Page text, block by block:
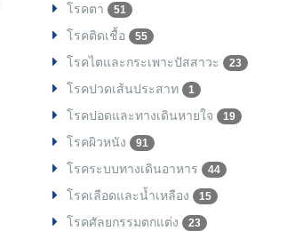
โรคตา 51
โรคติดเชื้อ 55
โรคไตและกระเพาะปัสสาวะ 23
โรคปวดเส้นประสาท 1
โรคปอดและทางเดินหายใจ 19
โรคผิวหนัง 91
โรคระบบทางเดินอาหาร 44
โรคเลือดและน้ำเหลือง 15
โรคศัลยกรรมตกแต่ง 23